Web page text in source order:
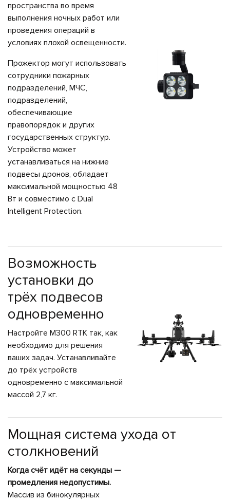
пространства во время
выполнения ночных работ или
проведения операций в
условиях плохой освещенности.
Прожектор могут использовать
сотрудники пожарных
подразделений, МЧС,
подразделений,
обеспечивающие
правопорядок и других
государственных структур.
Устройство может
устанавливаться на нижние
подвесы дронов, обладает
максимальной мощностью 48
Вт и совместимо с Dual
Intelligent Protection.
Возможность
установки до
трёх подвесов
одновременно
Настройте M300 RTK так, как
необходимо для решения
ваших задач. Устанавливайте
до трёх устройств
одновременно с максимальной
массой 2,7 кг.
Мощная система ухода от
столкновений
Когда счёт идёт на секунды —
промедления недопустимы.
Массив из бинокулярных